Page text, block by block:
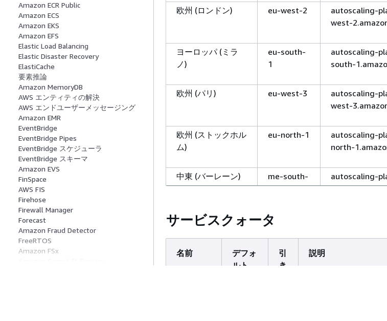
Amazon ECR Public
Amazon ECS
Amazon EKS
Amazon EFS
Elastic Load Balancing
Elastic Disaster Recovery
ElastiCache
要素推論
Amazon MemoryDB
AWS エンティティの解決
AWS エンドユーザーメッセージング
Amazon EMR
EventBridge
EventBridge Pipes
EventBridge スケジューラ
EventBridge スキーマ
Amazon EVS
FinSpace
AWS FIS
Firehose
Firewall Manager
Forecast
Amazon Fraud Detector
FreeRTOS
Amazon FSx
欧州 (ロンドン)
eu-west-2
autoscaling-
west-
ヨーロッパ (ミラ
ノ)
eu-south-
1
autoscaling-
south-
欧州 (パリ)
eu-west-3
autoscaling-
west-
欧州 (ストックホル
ム)
eu-north-1
autoscaling-
north-
中東 (バーレーン)
me-south-
1
autoscaling-
south-
南米 (サンパウロ)
sa-east-1
AWS GovCloud (米
us-gov-
サービスクォータ
名前
デフォ
ルト
引
き
説明